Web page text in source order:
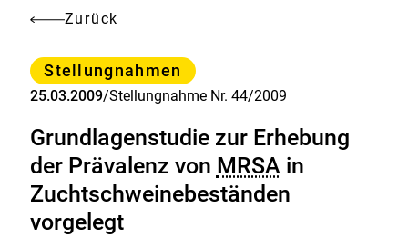
Zurück
Kategorie
Stellungnahmen
25.03.2009/Stellungnahme Nr. 44/2009
Grundlagenstudie zur Erhebung
der Prävalenz von MRSAin
Zuchtschweinebeständen
vorgelegt